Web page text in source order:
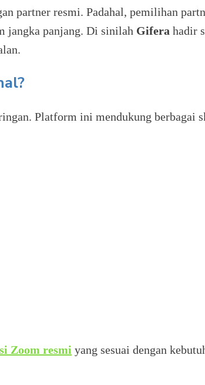
partner resmi. Padahal, pemilihan
jangka panjang. Di sinilah Gifera hadir
Platform ini mendukung berbagai
Zoom resmi yang sesuai dengan